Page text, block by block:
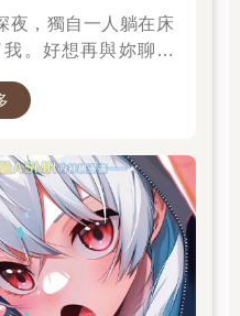
夜，獨自一人躺在床
我。好想再與妳聊一
詳，化名為「阿波